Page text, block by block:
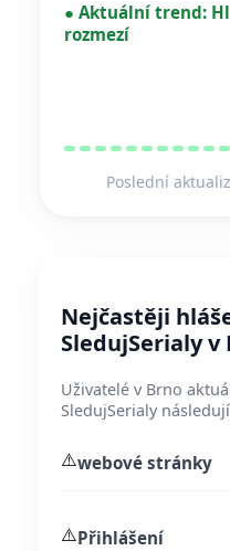
● Aktuální trend:
rozmezí
Poslední
Nejčastěji
SledujSerialy v
Uživatelé v Brno
SledujSerialy
⚠️webové stránky
⚠️Přihlášení